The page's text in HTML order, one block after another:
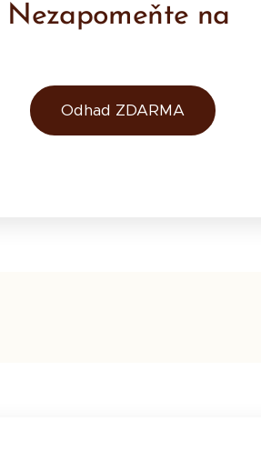
Nezapomeňte na
Odhad ZDARMA